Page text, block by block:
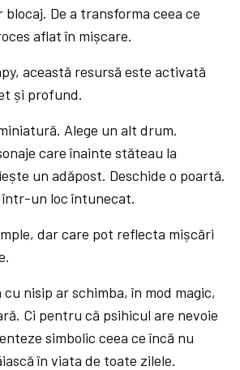
De a transforma ceea ce
aflat în mișcare.
această resursă este activată
și profund.
Alege un alt drum.
care înainte stăteau la
un adăpost. Deschide o poartă.
într-un loc întunecat.
dar care pot reflecta mișcări
nisip ar schimba, în mod magic,
Ci pentru că psihicul are nevoie
simbolic ceea ce încă nu
în viata de toate zilele.